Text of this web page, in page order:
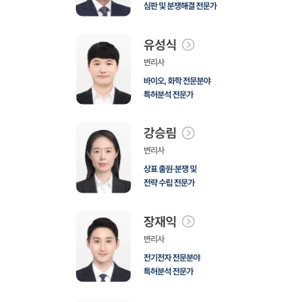
심판 및 분쟁해결 전문가
유성식
변리사
바이오, 화학 전문분야
특허분석 전문가
강승림
변리사
상표 출원·분쟁 및
전략 수립 전문가
장재익
변리사
전기전자 전문분야
특허분석 전문가